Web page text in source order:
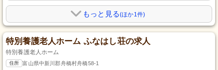
もっと見る(ほか1件)
特別養護老人ホーム ふなはし荘の求人
特別養護老人ホーム
住所 富山県中新川郡舟橋村舟橋58-1